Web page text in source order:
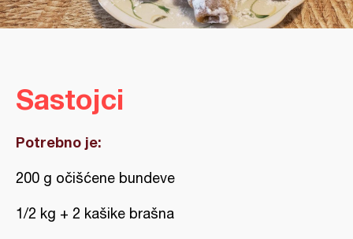
Sastojci
Potrebno je:
200 g očišćene bundeve
1/2 kg + 2 kašike brašna